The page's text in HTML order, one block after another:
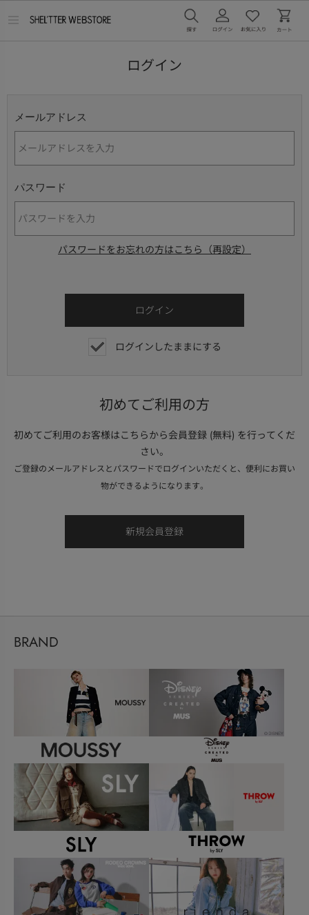
ログイン
メールアドレス
パスワード
パスワードをお忘れの方はこちら（再設定）
ログインしたままにする
初めてご利用の方
初めてご利用のお客様はこちらから会員登録 (無料) を行ってくだ
さい。
ご登録のメールアドレスとパスワードでログインいただくと、便利にお買い
物ができるようになります。
BRAND